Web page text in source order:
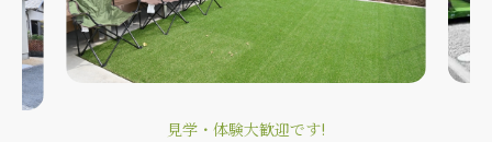
見学・体験大歓迎です!